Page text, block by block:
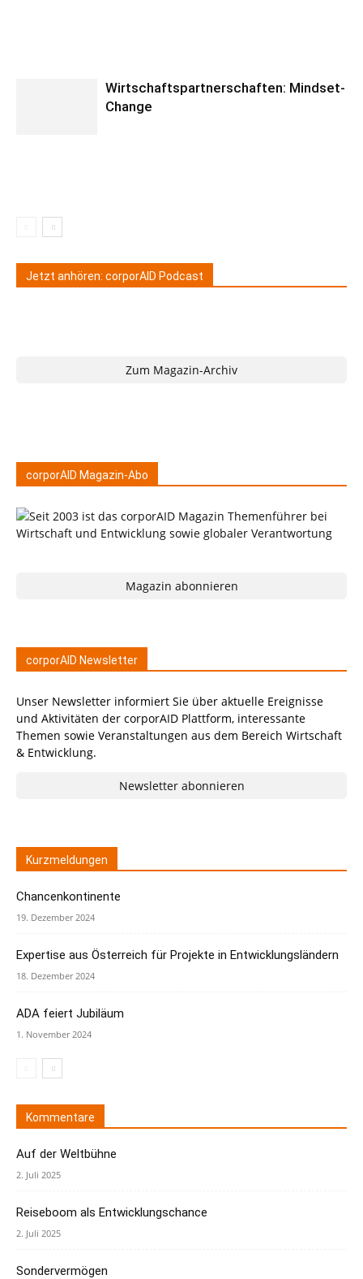
Wirtschaftspartnerschaften: Mindset-
Change
Jetzt anhören: corporAID Podcast
Zum Magazin-Archiv
corporAID Magazin-Abo
Magazin abonnieren
corporAID Newsletter
Unser Newsletter informiert Sie über aktuelle Ereignisse
und Aktivitäten der corporAID Plattform, interessante
Themen sowie Veranstaltungen aus dem Bereich Wirtschaft
& Entwicklung.
Newsletter abonnieren
Kurzmeldungen
Chancenkontinente
19. Dezember 2024
Expertise aus Österreich für Projekte in Entwicklungsländern
18. Dezember 2024
ADA feiert Jubiläum
1. November 2024
Kommentare
Auf der Weltbühne
2. Juli 2025
Reiseboom als Entwicklungschance
2. Juli 2025
Sondervermögen